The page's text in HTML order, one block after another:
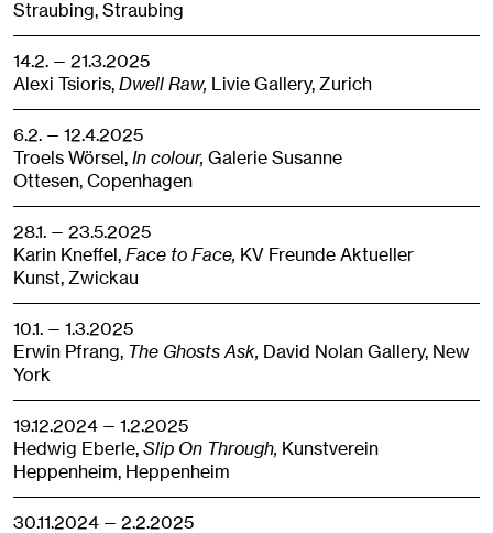
Straubing,Straubing
14.2. — 21.3.2025
Alexi Tsioris,Dwell Raw, Livie Gallery,Zurich
6.2. — 12.4.2025
Troels Wörsel,In colour, Galerie Susanne
Ottesen,Copenhagen
28.1. — 23.5.2025
Karin Kneffel,Face to Face, KV Freunde Aktueller
Kunst,Zwickau
10.1. — 1.3.2025
Erwin Pfrang, The Ghosts Ask, David Nolan Gallery, New
York
19.12.2024 — 1.2.2025
Hedwig Eberle,Slip On Through, Kunstverein
Heppenheim, Heppenheim
30.11.2024 — 2.2.2025